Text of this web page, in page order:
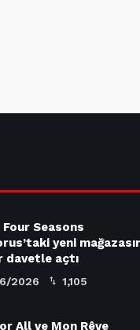
Four Seasons
yeni
davetle açtı
2026 1,105
All ve Mon Rêve